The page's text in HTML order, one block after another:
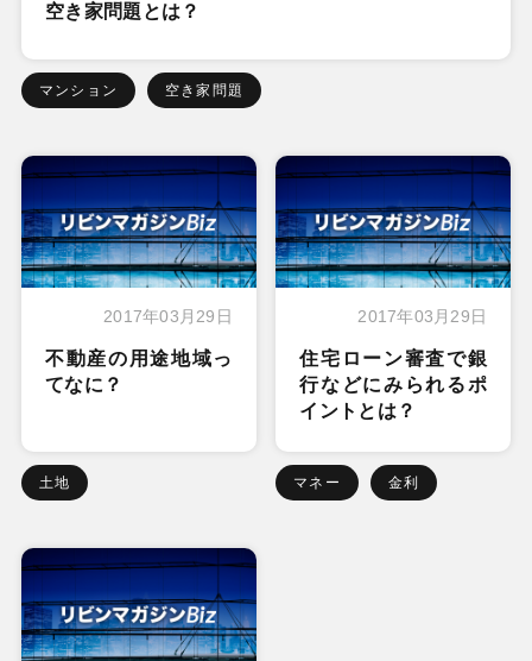
空き家問題とは？
マンション 空き家問題
2017年03月29日
不動産の用途地域っ
てなに？
土地
2017年03月29日
住宅ローン審査で銀
行などにみられるポ
イントとは？
マネー 金利